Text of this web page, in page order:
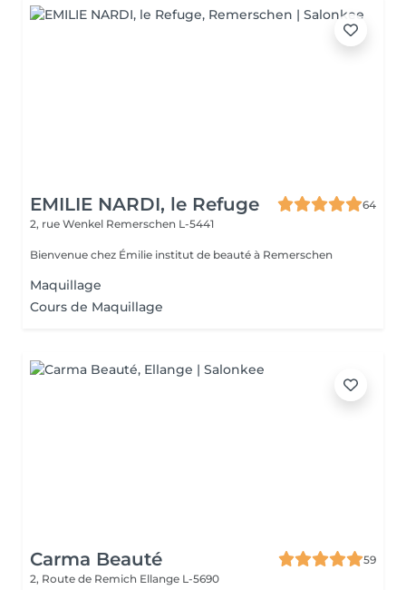
EMILIE NARDI, le Refuge
64
2, rue Wenkel Remerschen L-5441
Bienvenue chez Émilie institut de beauté à Remerschen
Maquillage
Cours de Maquillage
Carma Beauté
59
2, Route de Remich Ellange L-5690